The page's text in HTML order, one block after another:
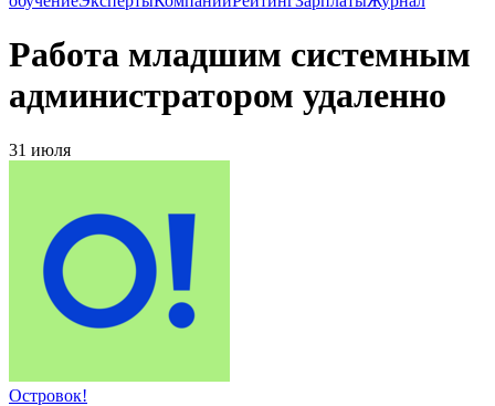
Работа младшим системным
администратором удаленно
31 июля
Островок!